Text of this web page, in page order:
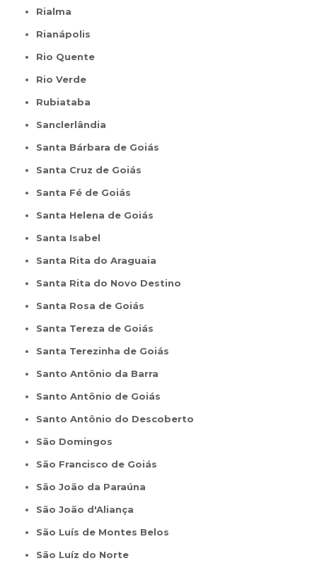
Rialma
Rianápolis
Rio Quente
Rio Verde
Rubiataba
Sanclerlândia
Santa Bárbara de Goiás
Santa Cruz de Goiás
Santa Fé de Goiás
Santa Helena de Goiás
Santa Isabel
Santa Rita do Araguaia
Santa Rita do Novo Destino
Santa Rosa de Goiás
Santa Tereza de Goiás
Santa Terezinha de Goiás
Santo Antônio da Barra
Santo Antônio de Goiás
Santo Antônio do Descoberto
São Domingos
São Francisco de Goiás
São João da Paraúna
São João d'Aliança
São Luís de Montes Belos
São Luíz do Norte